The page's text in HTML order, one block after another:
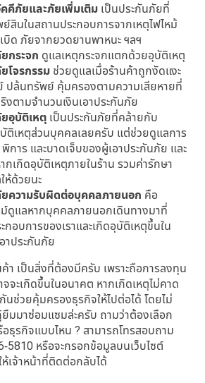
คีภัยและภัยเพิ่มเติม เป็นประกันภัยที่
สินในสถานประกอบการจากเหตุไฟไหม้
บิด ภัยจากยวดยานพาหนะ ฯลฯ
กระจก ดูแลเหตุกระจกแตกด้วยอุบัติเหตุ
โจรกรรม ช่วยดูแลเมื่อร้านค้าถูกงัดแงะ
ปล้นทรัพย์ คุ้มครองตามความเสียหายที่
งตามจำนวนเงินเอาประกันภัย
อุบัติเหตุ เป็นประกันภัยที่คล้ายกับ
ติเหตุส่วนบุคคลเลยครับ แต่ช่วยดูแลการ
การ และบาดเจ็บของผู้เอาประกันภัย และ
กเกิดอุบัติเหตุภายในร้าน รวมค่ารักษา
ห้ด้วยนะ
ความรับผิดต่อบุคคลภายนอก คือ
ดูแลหากบุคคลภายนอกเดินทางมาที่
กอบการของเราและเกิดอุบัติเหตุขึ้นใน
าประกันภัย
า เป็นสิ่งที่ต้องมีครับ เพราะถือการลงทุน
จะเกิดขึ้นในอนาคต หากเกิดเหตุไม่คาด
นช่วยคุ้มครองธุรกิจให้ไปต่อได้ โดยไม่
มมาซ่อมแซมล่ะครับ ถามว่าต้องเลือก
ธุรกิจแบบไหน ? สามารถโทรสอบถาม
5810 หรือจะกรอกข้อมูลบนเว็บไซต์
เจ้าหน้าที่ติดต่อกลับได้